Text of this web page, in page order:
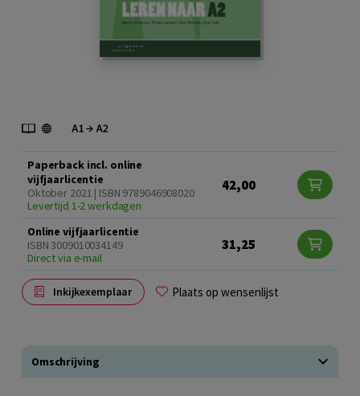
Paperback incl. online
vijfjaarlicentie
Oktober 2021 | ISBN 9789046908020
Levertijd 1-2 werkdagen
42,00
Online vijfjaarlicentie
ISBN 3009010034149
Direct via e-mail
31,25
Inkijkexemplaar Plaats op wensenlijst
Omschrijving